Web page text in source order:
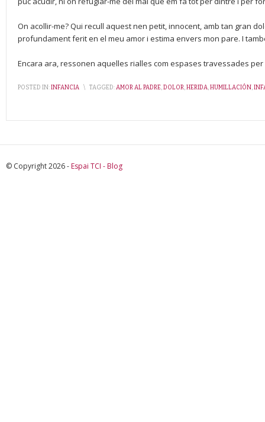
On acollir-me? Qui recull aquest nen petit, innocent, amb tan gran
profundament ferit en el meu amor i estima envers mon pare. I
Encara ara, ressonen aquelles rialles com espases travessades
POSTED IN:INFANCIA \ TAGGED:AMOR AL PADRE,DOLOR,HERIDA,HUMILLACIÓN,
© Copyright 2026 - Espai TCI - Blog